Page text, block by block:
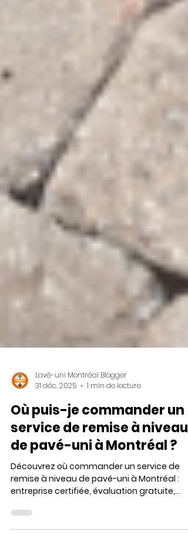
Lavé-uni Montréal Blogger
31 déc. 2025
1 min de lecture
Où puis-je commander un
service de remise à niveau
de pavé-uni à Montréal ?
Découvrez où commander un service de